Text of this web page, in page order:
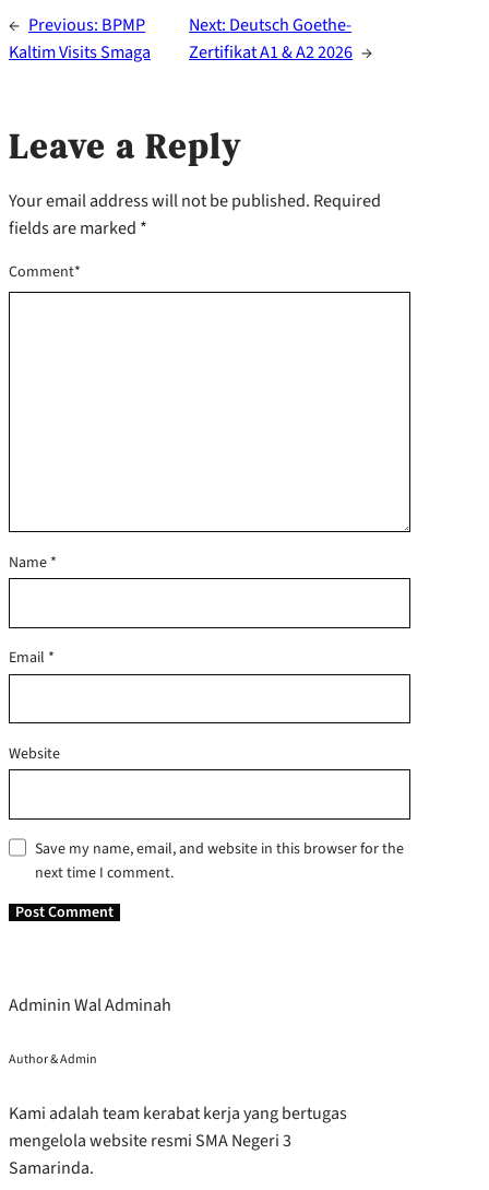
← Previous: BPMP
Kaltim Visits Smaga
Next: Deutsch Goethe-
Zertifikat A1 & A2 2026 →
Leave a Reply
Your email address will not be published. Required
fields are marked *
Comment*
Name *
Email *
Website
Save my name, email, and website in this browser for the
next time I comment.
Adminin Wal Adminah
Author & Admin
Kami adalah team kerabat kerja yang bertugas
mengelola website resmi SMA Negeri 3
Samarinda.